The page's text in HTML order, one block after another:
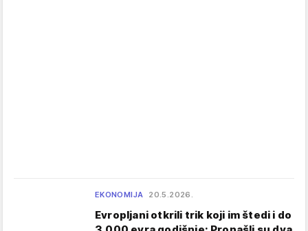
EKONOMIJA 20.5.2026.
Evropljani otkrili trik koji im štedi i do